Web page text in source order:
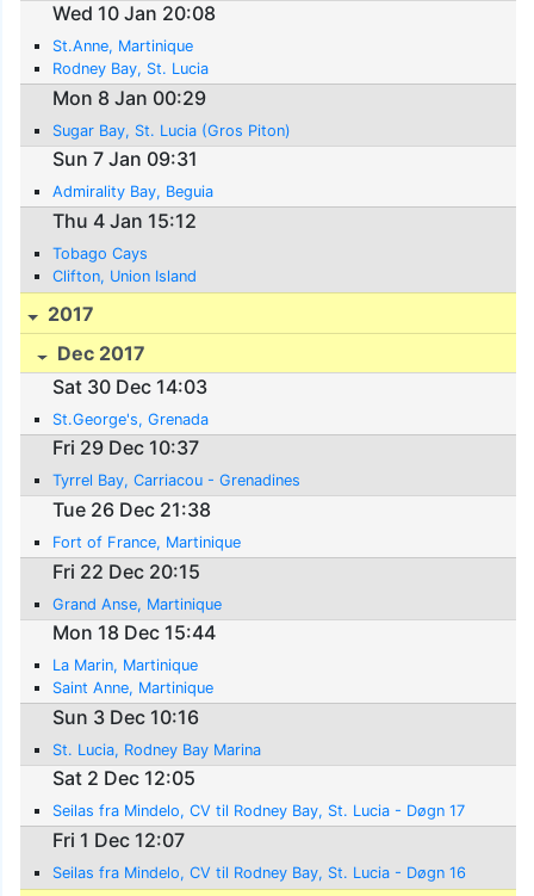
Wed 10 Jan 20:08
St.Anne, Martinique
Rodney Bay, St. Lucia
Mon 8 Jan 00:29
Sugar Bay, St. Lucia (Gros Piton)
Sun 7 Jan 09:31
Admirality Bay, Beguia
Thu 4 Jan 15:12
Tobago Cays
Clifton, Union Island
2017
Dec 2017
Sat 30 Dec 14:03
St.George's, Grenada
Fri 29 Dec 10:37
Tyrrel Bay, Carriacou - Grenadines
Tue 26 Dec 21:38
Fort of France, Martinique
Fri 22 Dec 20:15
Grand Anse, Martinique
Mon 18 Dec 15:44
La Marin, Martinique
Saint Anne, Martinique
Sun 3 Dec 10:16
St. Lucia, Rodney Bay Marina
Sat 2 Dec 12:05
Seilas fra Mindelo, CV til Rodney Bay, St. Lucia - Døgn 17
Fri 1 Dec 12:07
Seilas fra Mindelo, CV til Rodney Bay, St. Lucia - Døgn 16